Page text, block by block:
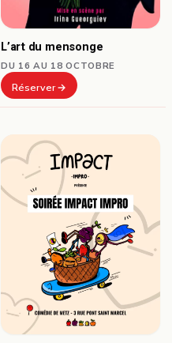
L’art du mensonge
DU 16 AU 18 OCTOBRE
Réserver